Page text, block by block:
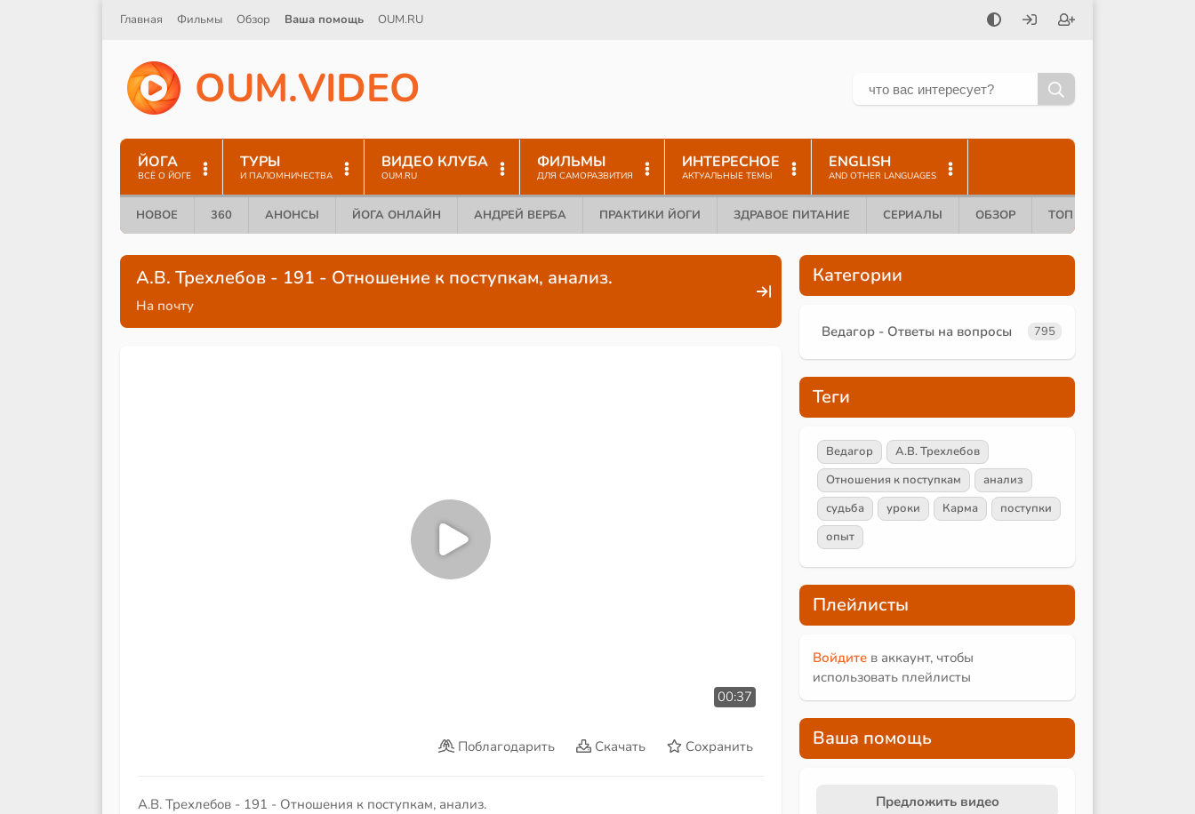
Главная Фильмы Обзор Ваша помощь OUM.RU
OUM.VIDEO
ЙОГА
ВСЁ О ЙОГЕ
ТУРЫ
И ПАЛОМНИЧЕСТВА
ВИДЕО КЛУБА
OUM.RU
ФИЛЬМЫ
ДЛЯ САМОРАЗВИТИЯ
ИНТЕРЕСНОЕ
АКТУАЛЬНЫЕ ТЕМЫ
ENGLISH
AND OTHER LANGUAGES
НОВОЕ 360 АНОНСЫ ЙОГА ОНЛАЙН АНДРЕЙ ВЕРБА ПРАКТИКИ ЙОГИ ЗДРАВОЕ ПИТАНИЕ СЕРИАЛЫ ОБЗОР ТОП 10
А.В. Трехлебов - 191 - Отношение к поступкам, анализ.
На почту
00:37
Поблагодарить Скачать Сохранить
А.В. Трехлебов - 191 - Отношения к поступкам, анализ.
Категории
Ведагор - Ответы на вопросы 795
Теги
Ведагор
А.В. Трехлебов
Отношения к поступкам
анализ
судьба
уроки Карма
поступки
опыт
Плейлисты
Войдите в аккаунт, чтобы
использовать плейлисты
Ваша помощь
Предложить видео